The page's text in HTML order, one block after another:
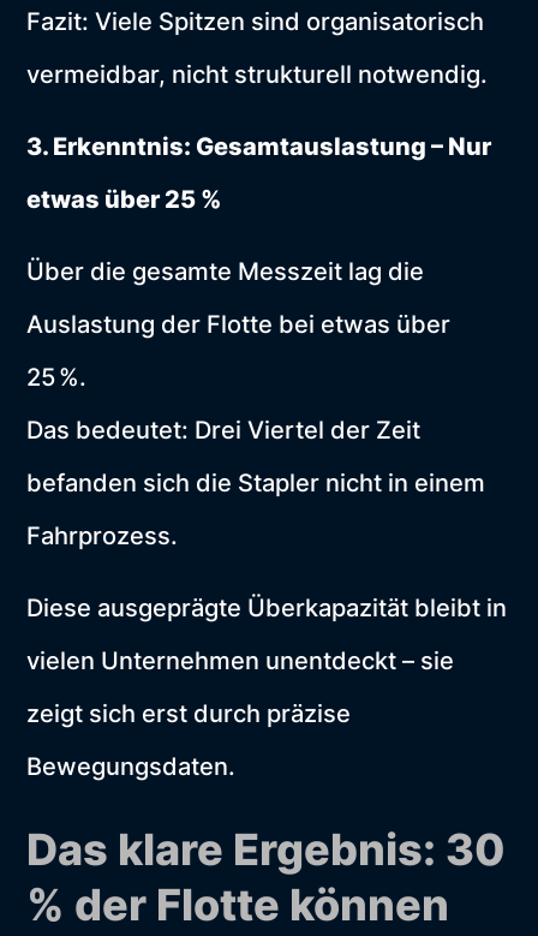
Fazit: Viele Spitzen sind organisatorisch
vermeidbar, nicht strukturell notwendig.
3. Erkenntnis: Gesamtauslastung – Nur
etwas über 25 %
Über die gesamte Messzeit lag die
Auslastung der Flotte bei etwas über
25 %.
Das bedeutet: Drei Viertel der Zeit
befanden sich die Stapler nicht in einem
Fahrprozess.
Diese ausgeprägte Überkapazität bleibt in
vielen Unternehmen unentdeckt – sie
zeigt sich erst durch präzise
Bewegungsdaten.
Das klare Ergebnis: 30
% der Flotte können